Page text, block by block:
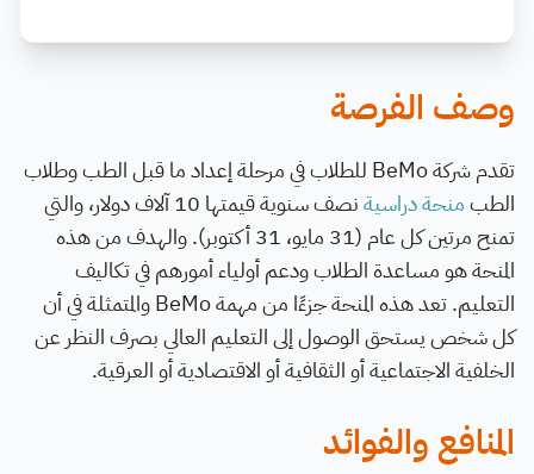
وصف الفرصة
تقدم شركة BeMo للطلاب في مرحلة إعداد ما قبل الطب وطلاب
الطبمنحة دراسية
نصف سنوية قيمتها 10 آلاف دولار، والتي
تمنح مرتين كل عام (31 مايو، 31 أكتوبر). والهدف من هذه
المنحة هو مساعدة الطلاب ودعم أولياء أمورهم في تكاليف
التعليم. تعد هذه المنحة جزءًا من مهمة BeMo والمتمثلة في أن
كل شخص يستحق الوصول إلى التعليم العالي بصرف النظر عن
الخلفية الاجتماعية أو الثقافية أو الاقتصادية أو العرقية.
المنافع والفوائد